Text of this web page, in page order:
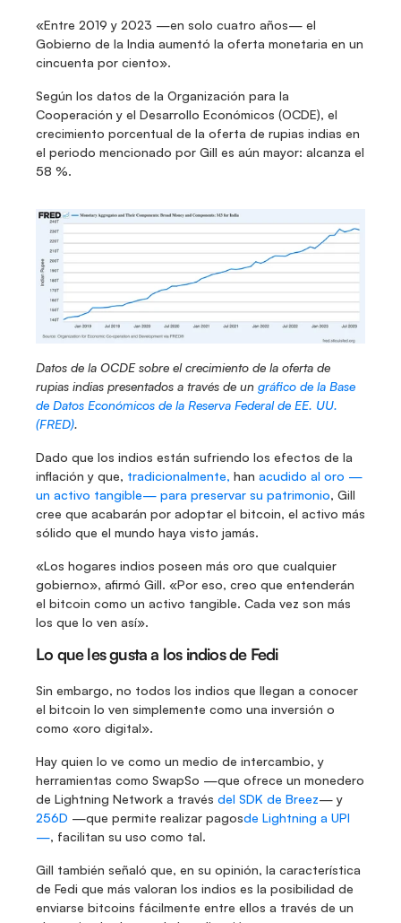
«Entre 2019 y 2023 —en solo cuatro años— el
Gobierno de la India aumentó la oferta monetaria en un
cincuenta por ciento».
Según los datos de la Organización para la
Cooperación y el Desarrollo Económicos (OCDE), el
crecimiento porcentual de la oferta de rupias indias en
el periodo mencionado por Gill es aún mayor: alcanza el
58 %.
Datos de la OCDE sobre el crecimiento de la oferta de
rupias indias presentados a través de un gráfico de la Base
de Datos Económicos de la Reserva Federal de EE. UU.
(FRED).
Dado que los indios están sufriendo los efectos de la
inflación y que, tradicionalmente, han acudido al oro —
un activo tangible— para preservar su patrimonio, Gill
cree que acabarán por adoptar el bitcoin, el activo más
sólido que el mundo haya visto jamás.
«Los hogares indios poseen más oro que cualquier
gobierno», afirmó Gill. «Por eso, creo que entenderán
el bitcoin como un activo tangible. Cada vez son más
los que lo ven así».
Lo que les gusta a los indios de Fedi
Sin embargo, no todos los indios que llegan a conocer
el bitcoin lo ven simplemente como una inversión o
como «oro digital».
Hay quien lo ve como un medio de intercambio, y
herramientas como SwapSo —que ofrece un monedero
de Lightning Network a través del SDK de Breez
256D —que permite realizar pagosde Lightning a UPI
—, facilitan su uso como tal.
Gill también señaló que, en su opinión, la característica
de Fedi que más valoran los indios es la posibilidad de
enviarse bitcoins fácilmente entre ellos a través de un